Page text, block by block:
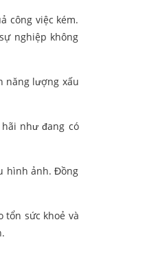
công việc kém.
nghiệp không
năng lượng xấu
như đang có
hình ảnh. Đồng
tổn sức khoẻ và